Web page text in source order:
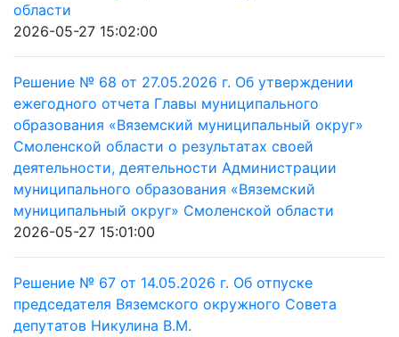
области
2026-05-27 15:02:00
Решение № 68 от 27.05.2026 г. Об утверждении
ежегодного отчета Главы муниципального
образования «Вяземский муниципальный округ»
Смоленской области о результатах своей
деятельности, деятельности Администрации
муниципального образования «Вяземский
муниципальный округ» Смоленской области
2026-05-27 15:01:00
Решение № 67 от 14.05.2026 г. Об отпуске
председателя Вяземского окружного Совета
депутатов Никулина В.М.